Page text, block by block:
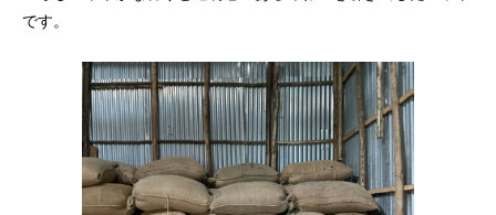
です。